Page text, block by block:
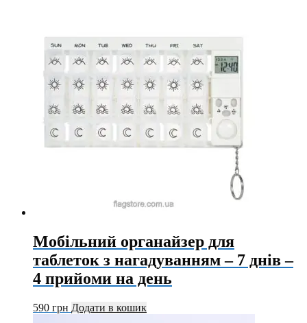
Мобільний органайзер для
таблеток з нагадуванням – 7 днів –
4 прийоми на день
590 грн Додати в кошик